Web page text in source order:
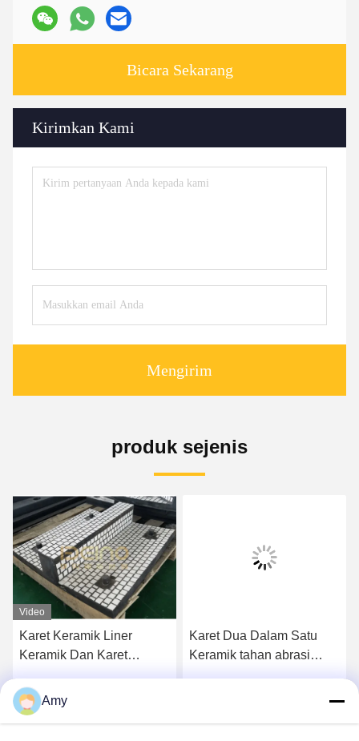
Bicara Sekarang
Kirimkan Kami
Mengirim
produk sejenis
Video
Karet Keramik Liner
Keramik Dan Karet
Baja
Dapatkan Harga Terbaik
Karet Dua Dalam Satu
Keramik tahan abrasi
Amy